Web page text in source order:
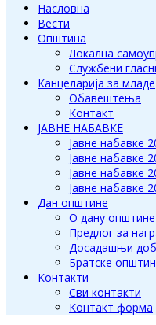
Насловна
Вести
Општина
Локална
Службени
Канцеларија за младе
Обавештења
Контакт
ЈАВНЕ НАБАВКЕ
Јавне набавке
Јавне набавке
Јавне набавке
Јавне набавке
Дан општине
О дану општине
Предлог за
Досадашњи
Братске
Контакти
Сви контакти
Контакт форма